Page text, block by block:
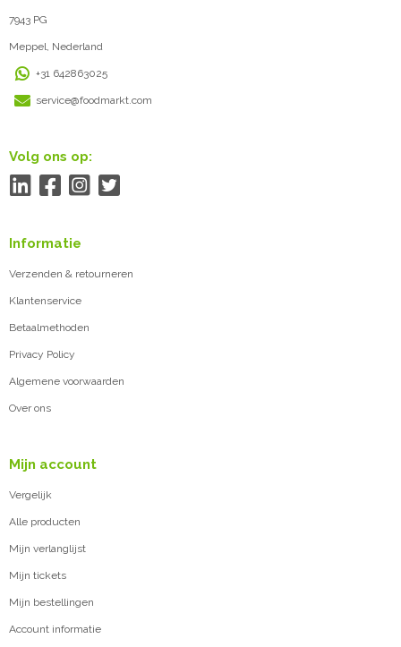
7943 PG
Meppel, Nederland
+31 642863025
service@foodmarkt.com
Volg ons op:
Informatie
Verzenden & retourneren
Klantenservice
Betaalmethoden
Privacy Policy
Algemene voorwaarden
Over ons
Mijn account
Vergelijk
Alle producten
Mijn verlanglijst
Mijn tickets
Mijn bestellingen
Account informatie